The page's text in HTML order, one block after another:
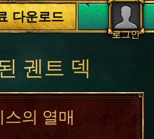
로그인
다운로드
궨트 덱
스의 열매